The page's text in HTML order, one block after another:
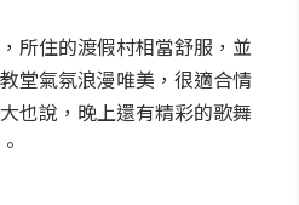
所住的渡假村相當舒服，並
堂氣氛浪漫唯美，很適合情
也說，晚上還有精彩的歌舞